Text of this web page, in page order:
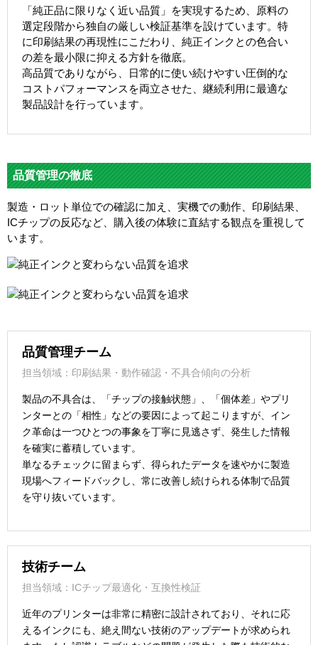
「純正品に限りなく近い品質」を実現するため、原料の
選定段階から独自の厳しい検証基準を設けています。特
に印刷結果の再現性にこだわり、純正インクとの色合い
の差を最小限に抑える方針を徹底。
高品質でありながら、日常的に使い続けやすい圧倒的な
コストパフォーマンスを両立させた、継続利用に最適な
製品設計を行っています。
品質管理の徹底
製造・ロット単位での確認に加え、実機での動作、印刷結果、
ICチップの反応など、購入後の体験に直結する観点を重視して
います。
品質管理チーム
担当領域：印刷結果・動作確認・不具合傾向の分析
製品の不具合は、「チップの接触状態」、「個体差」やプリ
ンターとの「相性」などの要因によって起こりますが、イン
ク革命は一つひとつの事象を丁寧に見逃さず、発生した情報
を確実に蓄積しています。
単なるチェックに留まらず、得られたデータを速やかに製造
現場へフィードバックし、常に改善し続けられる体制で品質
を守り抜いています。
技術チーム
担当領域：ICチップ最適化・互換性検証
近年のプリンターは非常に精密に設計されており、それに応
えるインクにも、絶え間ない技術のアップデートが求められ